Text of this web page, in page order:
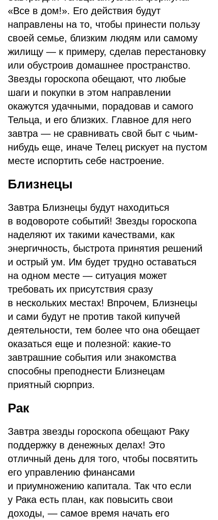
«Все в дом!». Его действия будут
направлены на то, чтобы принести пользу
своей семье, близким людям или самому
жилищу — к примеру, сделав перестановку
или обустроив домашнее пространство.
Звезды гороскопа обещают, что любые
шаги и покупки в этом направлении
окажутся удачными, порадовав и самого
Тельца, и его близких. Главное для него
завтра — не сравнивать свой быт с чьим-
нибудь еще, иначе Телец рискует на пустом
месте испортить себе настроение.
Близнецы
Завтра Близнецы будут находиться
в водовороте событий! Звезды гороскопа
наделяют их такими качествами, как
энергичность, быстрота принятия решений
и острый ум. Им будет трудно оставаться
на одном месте — ситуация может
требовать их присутствия сразу
в нескольких местах! Впрочем, Близнецы
и сами будут не против такой кипучей
деятельности, тем более что она обещает
оказаться еще и полезной: какие-то
завтрашние события или знакомства
способны преподнести Близнецам
приятный сюрприз.
Рак
Завтра звезды гороскопа обещают Раку
поддержку в денежных делах! Это
отличный день для того, чтобы посвятить
его управлению финансами
и приумножению капитала. Так что если
у Рака есть план, как повысить свои
доходы, — самое время начать его